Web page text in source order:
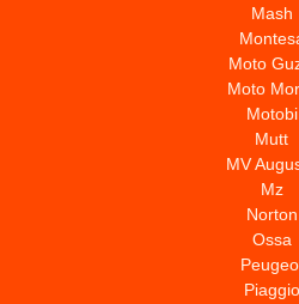
Mash
Moto
Moto
Motobi
Mutt
MV
Mz
Norton
Ossa
Piaggio